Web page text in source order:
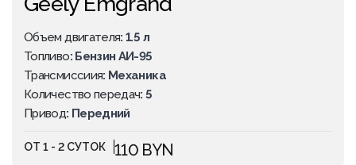
Объем двигателя: 1.5 л
Топливо: Бензин АИ-95
Трансмиссиия: Механика
Количество передач: 5
Привод: Передний
ОТ 1 - 2 СУТОК 110 BYN